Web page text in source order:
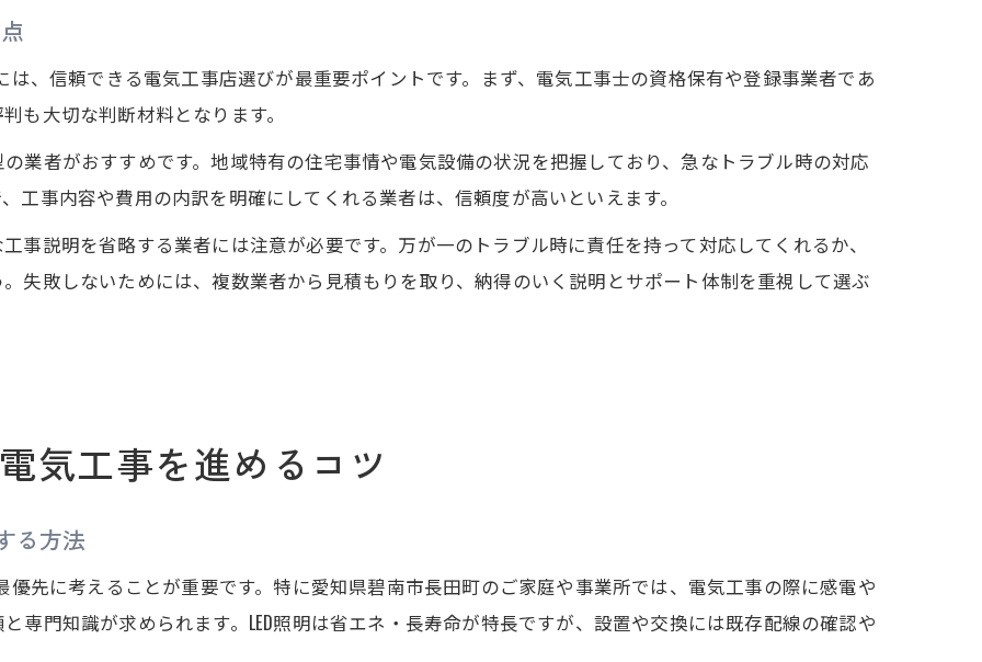
は、信頼できる電気工事店選びが最重要ポイントです。まず、電気工事士の資格保有や登録事業者であ
も大切な判断材料となります。
業者がおすすめです。地域特有の住宅事情や電気設備の状況を把握しており、急なトラブル時の対応
工事内容や費用の内訳を明確にしてくれる業者は、信頼度が高いといえます。
事説明を省略する業者には注意が必要です。万が一のトラブル時に責任を持って対応してくれるか、
失敗しないためには、複数業者から見積もりを取り、納得のいく説明とサポート体制を重視して選ぶ
気工事を進めるコツ
る方法
優先に考えることが重要です。特に愛知県碧南市長田町のご家庭や事業所では、電気工事の際に感電や
専門知識が求められます。LED照明は省エネ・長寿命が特長ですが、設置や交換には既存配線の確認や